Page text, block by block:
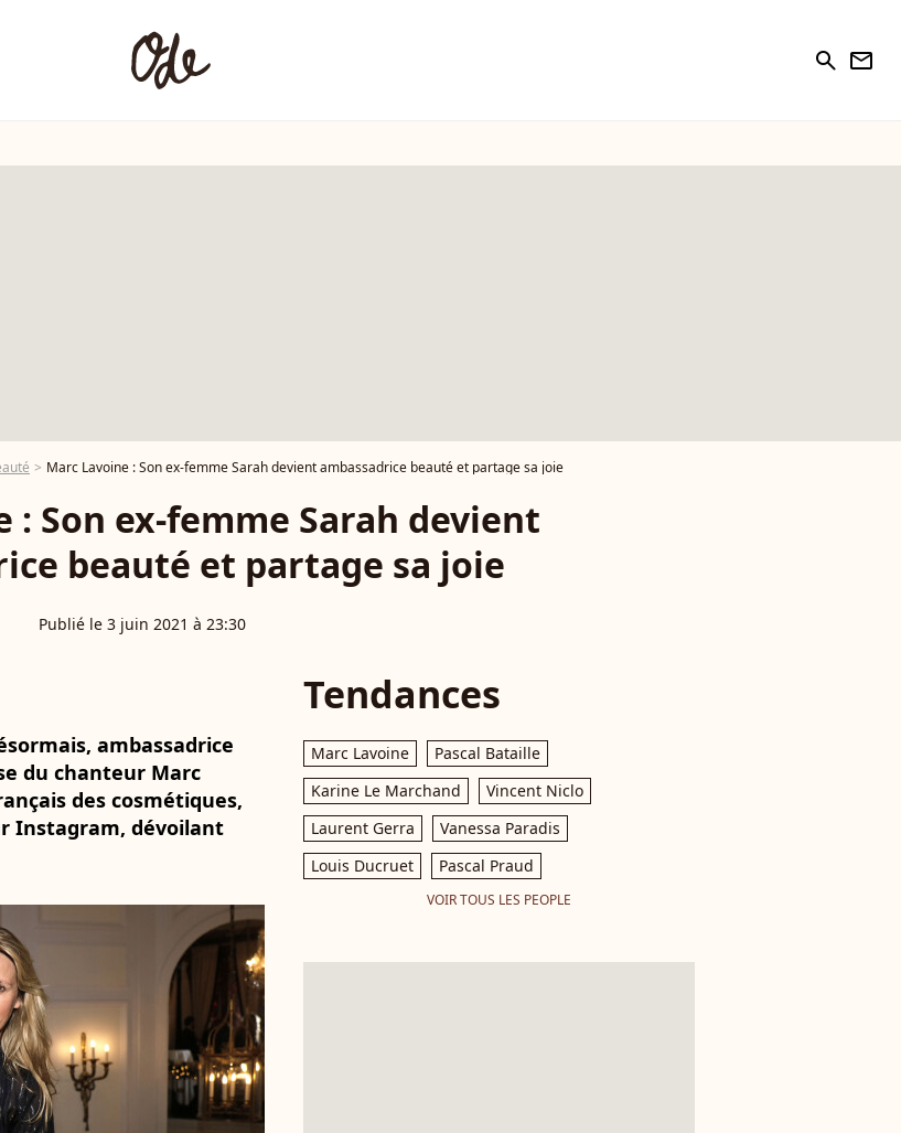
search newsletter
Marc Lavoine : Son ex-femme Sarah devient ambassadrice beauté et partage sa joie
: Son ex-femme Sarah devient
beauté et partage sa joie
Publié le 3 juin 2021 à 23:30
ambassadrice
du chanteur Marc
des cosmétiques,
Instagram, dévoilant
Tendances
Marc Lavoine
Pascal Bataille
Karine Le Marchand
Vincent Niclo
Laurent Gerra
Vanessa Paradis
Louis Ducruet
Pascal Praud
VOIR TOUS LES PEOPLE